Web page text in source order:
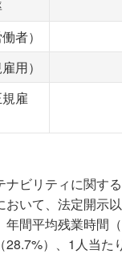
者）
用）
雇
ナビリティに関す
おいて、法定開示
年間平均残業時間
28.7%）、1人当た